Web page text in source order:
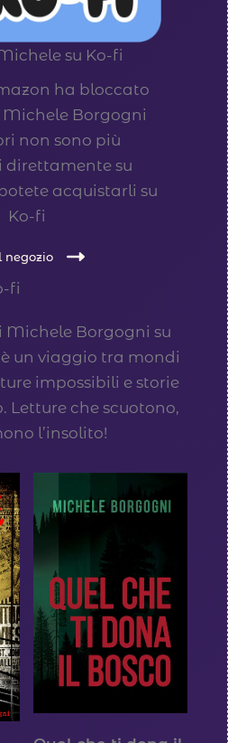
su Ko-fi
ha bloccato
Michele Borgogni
non sono più
direttamente su
acquistarli su
Ko-fi
negozio
fi
Michele Borgogni su
un viaggio tra mondi
impossibili e storie
Letture che scuotono,
l’insolito!